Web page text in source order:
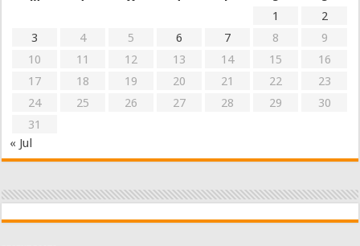
1
2
3
4 5 6 7 8
9
10
11 12 13 14 15
16
17
18 19 20 21 22
23
24
25 26 27 28 29
30
31
« Jul